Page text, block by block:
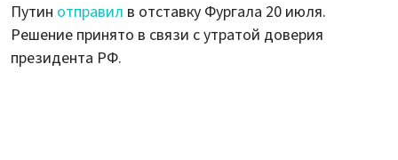
Путин отправил в отставку Фургала 20 июля.
Решение принято в связи с утратой доверия
президента РФ.